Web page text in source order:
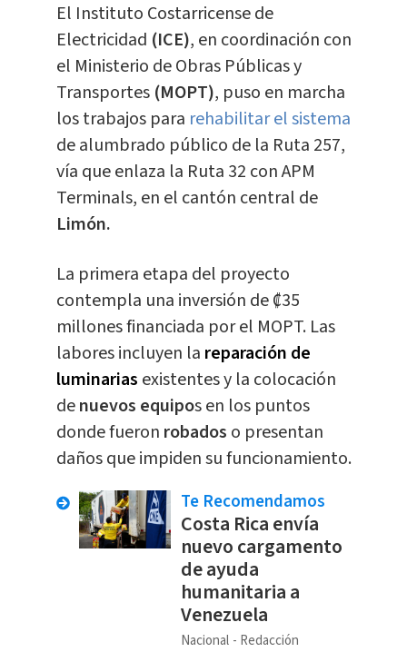
El Instituto Costarricense de
Electricidad (ICE), en coordinación con
el Ministerio de Obras Públicas y
Transportes(MOPT), puso en marcha
los trabajos para rehabilitar el sistema
de alumbrado público de la Ruta 257,
vía que enlaza la Ruta 32 con APM
Terminals, en el cantón central de
Limón.
La primera etapa del proyecto
contempla una inversión de ₡35
millones financiada por el MOPT. Las
labores incluyen la reparación de
luminarias existentes y la colocación
denuevos equipos en los puntos
donde fueron robados o presentan
daños que impiden su funcionamiento.
Te Recomendamos
Costa Rica envía
nuevo cargamento
de ayuda
humanitaria a
Venezuela
Nacional
Redacción